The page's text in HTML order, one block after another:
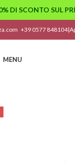
+39 0577 848104|
MENU
DI SCONTO SUL